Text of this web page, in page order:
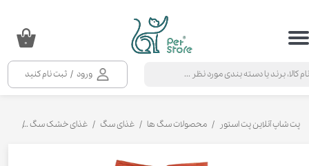
ورود / ثبت نام کنید
حساب کاربری من
خروج از حساب کاربری
۰
پت شاپ آنلاین پت استور محصولات سگ ها غذای سگ غذای خشک سگ